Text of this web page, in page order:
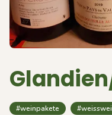
#weinpakete